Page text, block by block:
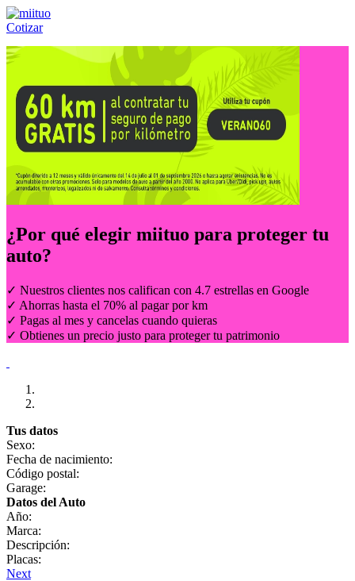
Cotizar
Llámanos al:(55) 84-21-05-00 ó
¿Por qué elegir miituo para proteger tu
auto?
✓ Nuestros clientes nos califican con 4.7 estrellas en Google
✓ Ahorras hasta el 70% al pagar por km
✓ Pagas al mes y cancelas cuando quieras
✓ Obtienes un precio justo para proteger tu patrimonio
Tus datos
Sexo:
Fecha de nacimiento:
Código postal:
Garage:
Datos del Auto
Año:
Marca:
Descripción:
Placas:
Next